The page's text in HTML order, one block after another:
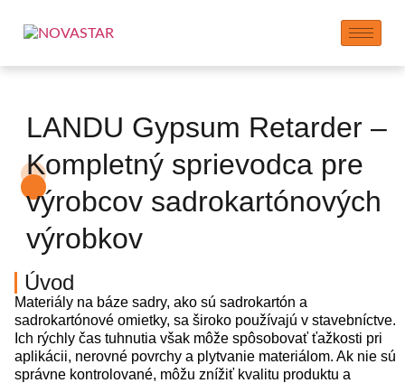
LANDU Gypsum Retarder –
Kompletný sprievodca pre
výrobcov sadrokartónových
výrobkov
Úvod
Materiály na báze sadry, ako sú sadrokartón a
sadrokartónové omietky, sa široko používajú v stavebníctve.
Ich rýchly čas tuhnutia však môže spôsobovať ťažkosti pri
aplikácii, nerovné povrchy a plytvanie materiálom. Ak nie sú
správne kontrolované, môžu znížiť kvalitu produktu a